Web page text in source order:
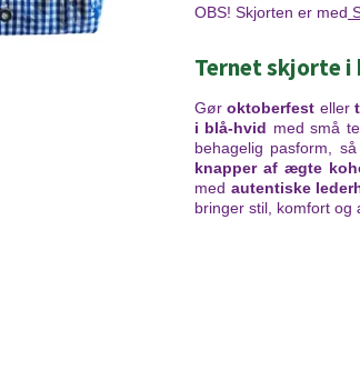
OBS! Skjorten er med
Ternet skjorte i
Gøroktoberfest eller
i blå-hvid med små
behagelig pasform,
knapper af ægte
med autentiske
bringer stil, komfort